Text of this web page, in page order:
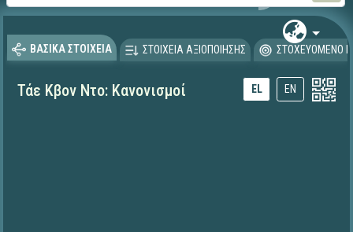
ΒΑΣΙΚΑ ΣΤΟΙΧΕΙΑ ΣΤΟΙΧΕΙΑ ΑΞΙΟΠΟΙΗΣΗΣ ΣΤΟΧΕΥΟΜΕΝΟ
Τάε Κβον Ντο: Κανονισμοί EL EN